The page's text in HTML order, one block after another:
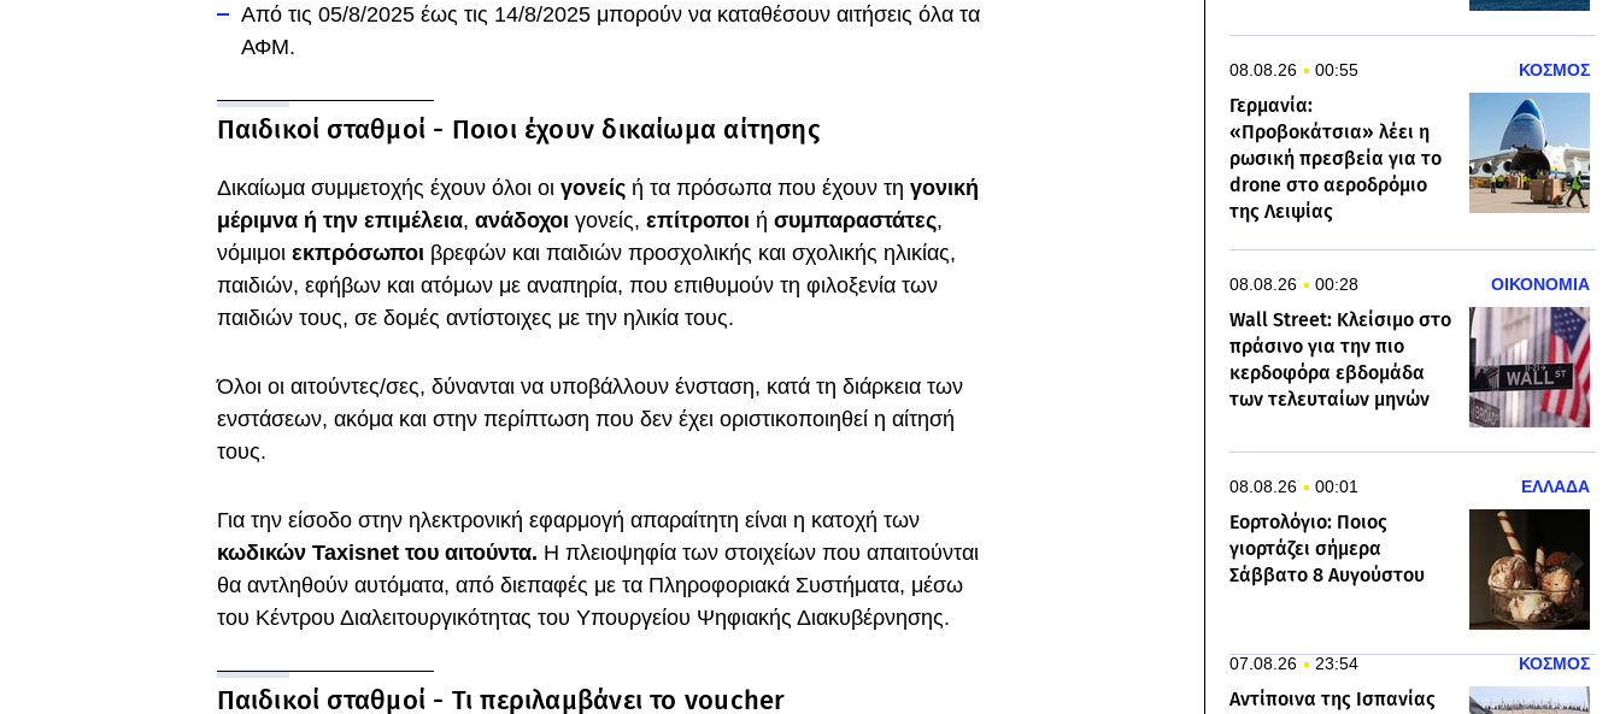
Από τις 05/8/2025 έως τις 14/8/2025 μπορούν να καταθέσουν αιτήσεις όλα τα
ΑΦΜ.
Παιδικοί σταθμοί - Ποιοι έχουν δικαίωμα αίτησης
Δικαίωμα συμμετοχής έχουν όλοι οι γονείς ή τα πρόσωπα που έχουν τη γονική
μέριμνα ή την επιμέλεια, ανάδοχοι γονείς, επίτροποι ή συμπαραστάτες,
νόμιμοι εκπρόσωποι βρεφών και παιδιών προσχολικής και σχολικής ηλικίας,
παιδιών, εφήβων και ατόμων με αναπηρία, που επιθυμούν τη φιλοξενία των
παιδιών τους, σε δομές αντίστοιχες με την ηλικία τους.
Όλοι οι αιτούντες/σες, δύνανται να υποβάλλουν ένσταση, κατά τη διάρκεια των
ενστάσεων, ακόμα και στην περίπτωση που δεν έχει οριστικοποιηθεί η αίτησή
τους.
Για την είσοδο στην ηλεκτρονική εφαρμογή απαραίτητη είναι η κατοχή των
κωδικών Taxisnet του αιτούντα. Η πλειοψηφία των στοιχείων που απαιτούνται
θα αντληθούν αυτόματα, από διεπαφές με τα Πληροφοριακά Συστήματα, μέσω
του Κέντρου Διαλειτουργικότητας του Υπουργείου Ψηφιακής Διακυβέρνησης.
Παιδικοί σταθμοί - Τι περιλαμβάνει το voucher
08.08.26 00:55 ΚΟΣΜΟΣ
Γερμανία:
«Προβοκάτσια» λέει η
ρωσική πρεσβεία για το
drone στο αεροδρόμιο
της Λειψίας
08.08.26 00:28 ΟΙΚΟΝΟΜΙΑ
Wall Street: Κλείσιμο στο
πράσινο για την πιο
κερδοφόρα εβδομάδα
των τελευταίων μηνών
08.08.26 00:01 ΕΛΛΑΔΑ
Εορτολόγιο: Ποιος
γιορτάζει σήμερα
Σάββατο 8 Αυγούστου
07.08.26 23:54 ΚΟΣΜΟΣ
Αντίποινα της Ισπανίας